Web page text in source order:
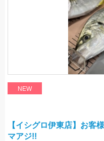
NEW
【イシグロ伊東店】お客
マアジ!!